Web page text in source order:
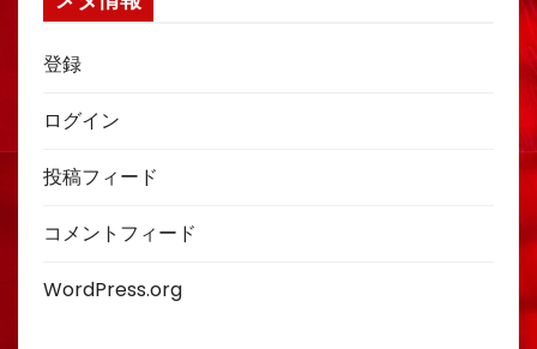
登録
ログイン
投稿フィード
コメントフィード
WordPress.org